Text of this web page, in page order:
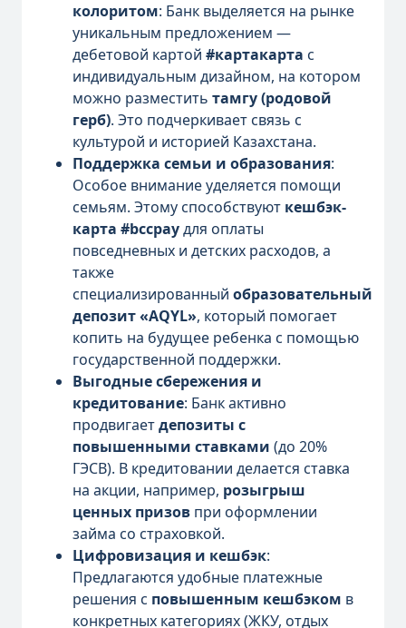
колоритом: Банк выделяется на рынке
уникальным предложением —
дебетовой картой #картакарта с
индивидуальным дизайном, на котором
можно разместить тамгу (родовой
герб). Это подчеркивает связь с
культурой и историей Казахстана.
Поддержка семьи и образования:
Особое внимание уделяется помощи
семьям. Этому способствуют кешбэк-
карта #bccpayдля оплаты
повседневных и детских расходов, а
также
специализированный образовательный
депозит «AQYL», который помогает
копить на будущее ребенка с помощью
государственной поддержки.
Выгодные сбережения и
кредитование: Банк активно
продвигаетдепозиты с
повышенными ставками (до 20%
ГЭСВ). В кредитовании делается ставка
на акции, например, розыгрыш
ценных призов при оформлении
займа со страховкой.
Цифровизация и кешбэк:
Предлагаются удобные платежные
решения с повышенным кешбэком в
конкретных категориях (ЖКУ, отдых